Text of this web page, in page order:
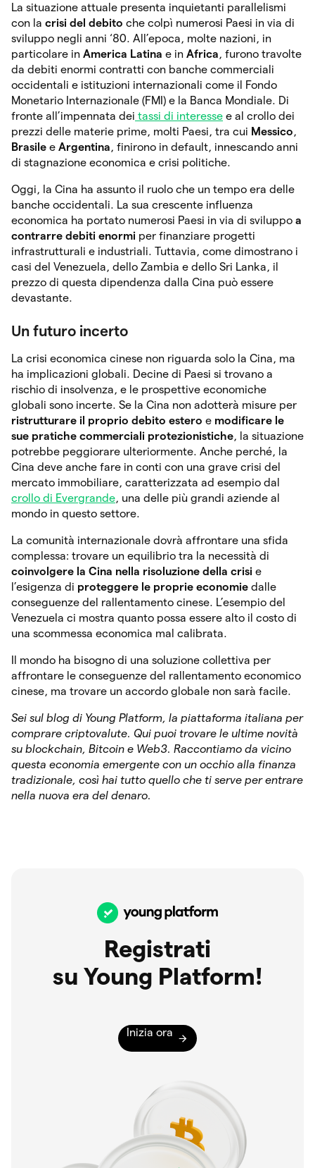
La situazione attuale presenta inquietanti parallelismi
con la crisi del debito che colpì numerosi Paesi in via di
sviluppo negli anni ‘80. All’epoca, molte nazioni, in
particolare in America Latina e in Africa, furono travolte
da debiti enormi contratti con banche commerciali
occidentali e istituzioni internazionali come il Fondo
Monetario Internazionale (FMI) e la Banca Mondiale. Di
fronte all’impennata dei tassi di interesse e al crollo dei
prezzi delle materie prime, molti Paesi, tra cui Messico,
Brasile e Argentina, finirono in default, innescando anni
di stagnazione economica e crisi politiche.
Oggi, la Cina ha assunto il ruolo che un tempo era delle
banche occidentali. La sua crescente influenza
economica ha portato numerosi Paesi in via di sviluppo a
contrarre debiti enormi per finanziare progetti
infrastrutturali e industriali. Tuttavia, come dimostrano i
casi del Venezuela, dello Zambia e dello Sri Lanka, il
prezzo di questa dipendenza dalla Cina può essere
devastante.
Un futuro incerto
La crisi economica cinese non riguarda solo la Cina, ma
ha implicazioni globali. Decine di Paesi si trovano a
rischio di insolvenza, e le prospettive economiche
globali sono incerte. Se la Cina non adotterà misure per
ristrutturare il proprio debito estero e modificare le
sue pratiche commerciali protezionistiche, la situazione
potrebbe peggiorare ulteriormente. Anche perché, la
Cina deve anche fare in conti con una grave crisi del
mercato immobiliare, caratterizzata ad esempio dal
crollo di Evergrande, una delle più grandi aziende al
mondo in questo settore.
La comunità internazionale dovrà affrontare una sfida
complessa: trovare un equilibrio tra la necessità di
coinvolgere la Cina nella risoluzione della crisi e
l’esigenza di proteggere le proprie economie dalle
conseguenze del rallentamento cinese. L’esempio del
Venezuela ci mostra quanto possa essere alto il costo di
una scommessa economica mal calibrata.
Il mondo ha bisogno di una soluzione collettiva per
affrontare le conseguenze del rallentamento economico
cinese, ma trovare un accordo globale non sarà facile.
Sei sul blog di Young Platform, la piattaforma italiana per
comprare criptovalute. Qui puoi trovare le ultime novità
su blockchain, Bitcoin e Web3. Raccontiamo da vicino
questa economia emergente con un occhio alla finanza
tradizionale, così hai tutto quello che ti serve per entrare
nella nuova era del denaro.
Registrati
su Young Platform!
Inizia ora